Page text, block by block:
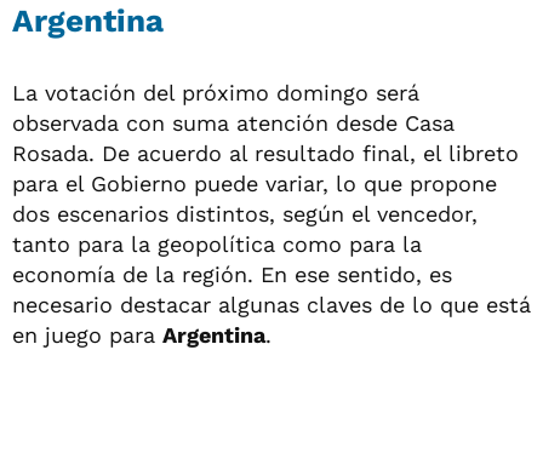
Argentina
La votación del próximo domingo será
observada con suma atención desde Casa
Rosada. De acuerdo al resultado final, el libreto
para el Gobierno puede variar, lo que propone
dos escenarios distintos, según el vencedor,
tanto para la geopolítica como para la
economía de la región. En ese sentido, es
necesario destacar algunas claves de lo que está
en juego para Argentina.